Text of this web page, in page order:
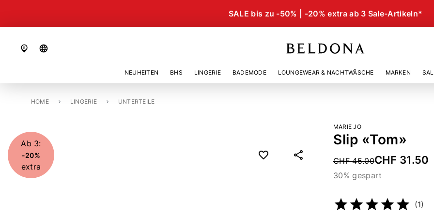
SALE bis zu -50% | -20% extra ab 3 Sale-Artikeln*
language
NEUHEITEN BHS LINGERIE BADEMODE LOUNGEWEAR & NACHTWÄSCHE MARKEN
HOME LINGERIE UNTERTEILE
SLIP «TOM»
Ab 3:
-20%
extra
MARIE JO
Slip «Tom»
Price reduced from
CHF 45.00CHF 31.50
30% gespart
(1)